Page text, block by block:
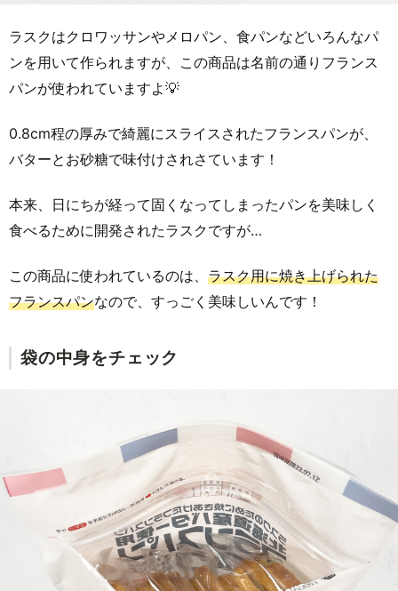
ラスクはクロワッサンやメロパン、食パンなどいろんなパ
ンを用いて作られますが、この商品は名前の通りフランス
パンが使われていますよ💡
0.8cm程の厚みで綺麗にスライスされたフランスパンが、
バターとお砂糖で味付けされさています！
本来、日にちが経って固くなってしまったパンを美味しく
食べるために開発されたラスクですが…
この商品に使われているのは、 ラスク用に焼き上げられた
フランスパンなので、すっごく美味しいんです！
袋の中身をチェック